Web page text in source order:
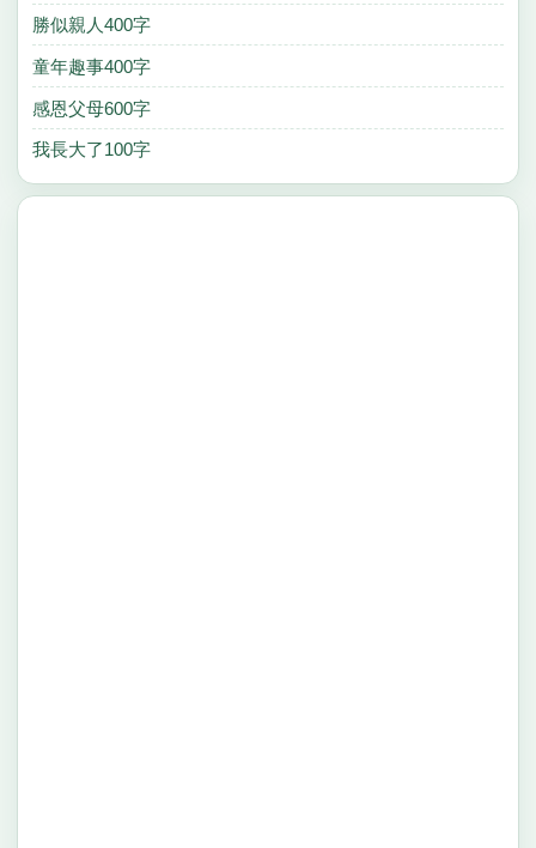
勝似親人400字
童年趣事400字
感恩父母600字
我長大了100字